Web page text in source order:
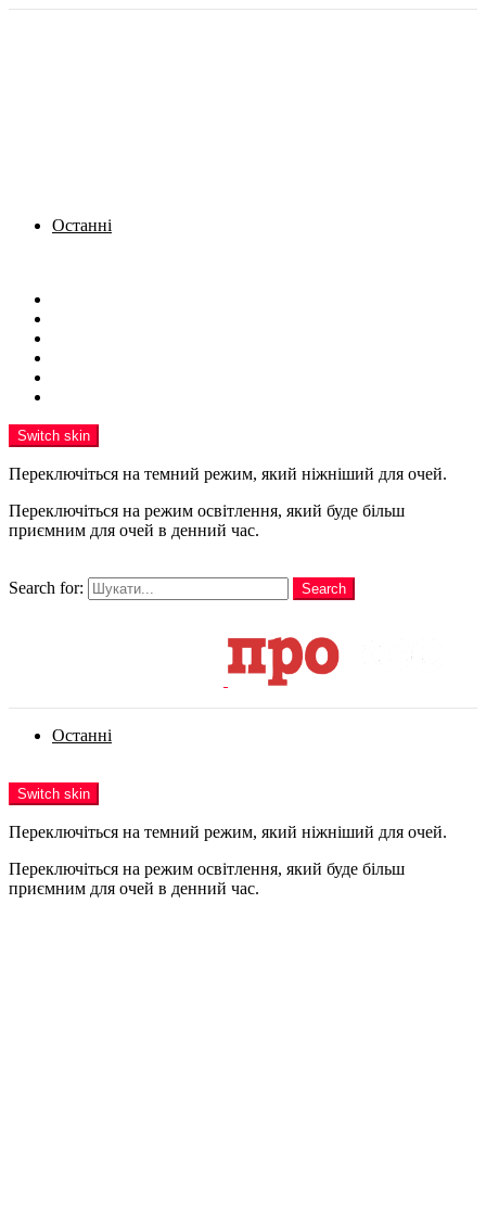
Останні
Switch skin
Переключіться на темний режим, який ніжніший для очей.
Переключіться на режим освітлення, який буде більш
приємним для очей в денний час.
Search for:
Search
Останні
Switch skin
Переключіться на темний режим, який ніжніший для очей.
Переключіться на режим освітлення, який буде більш
приємним для очей в денний час.